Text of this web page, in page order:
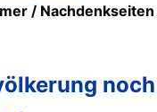
/ Nachdenkseiten
noch